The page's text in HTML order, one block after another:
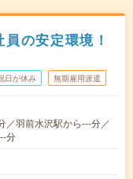
の安定環境！
日が休み 無期雇用派遣
／羽前水沢駅から---分／
分